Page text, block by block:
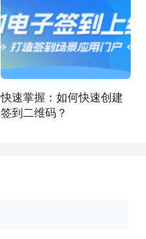
快速掌握：如何快速创建
签到二维码？